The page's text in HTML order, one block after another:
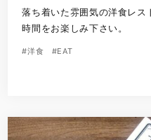
落ち着いた雰囲気の洋食レス
時間をお楽しみ下さい。
#洋食 #EAT